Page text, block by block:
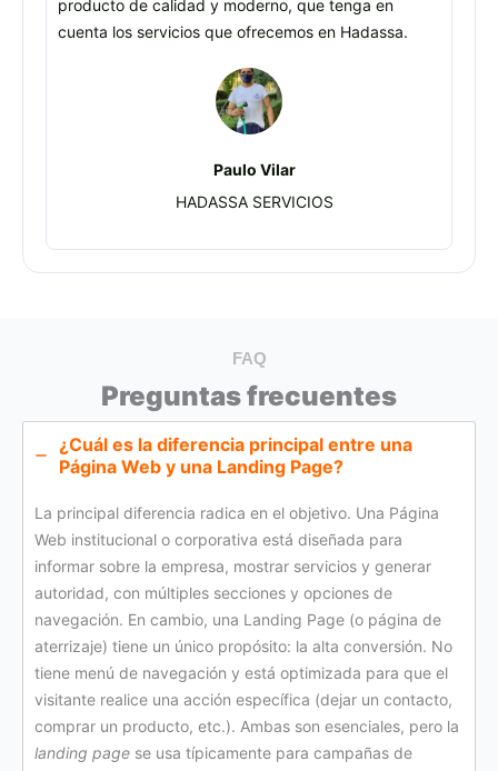
producto de calidad y moderno, que tenga en
cuenta los servicios que ofrecemos en Hadassa.
Paulo Vilar
HADASSA SERVICIOS
FAQ
Preguntas frecuentes
¿Cuál es la diferencia principal entre una
Página Web y una Landing Page?
La principal diferencia radica en el objetivo. Una Página
Web institucional o corporativa está diseñada para
informar sobre la empresa, mostrar servicios y generar
autoridad, con múltiples secciones y opciones de
navegación. En cambio, una Landing Page (o página de
aterrizaje) tiene un único propósito: la alta conversión. No
tiene menú de navegación y está optimizada para que el
visitante realice una acción específica (dejar un contacto,
comprar un producto, etc.). Ambas son esenciales, pero la
landing page se usa típicamente para campañas de